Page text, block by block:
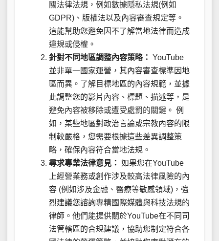
關法律法規，例如數據隱私法規(例如
GDPR)、版權法以及內容審查規定等。
這能幫助您避免因不了解當地法律而造成
違規或侵權。
針對不同地區調整內容策略： YouTube
並非單一國家運營，其內容審查標準因地
區而異。了解目標地區的內容規範，並據
此調整您的影片內容、標題、描述等，是
避免內容被移除或遭受處罰的關鍵。 例
如，某些地區對政治言論或宗教內容的限
制較嚴格，您需要根據這些差異調整策
略，確保內容符合當地法規。
尋求專業法律意見： 如果您在YouTube
上經營業務或創作涉及較高法律風險的內
容 (例如涉及金融、醫療等敏感領域)，強
烈建議您諮詢專精國際媒體與科技法規的
律師。他們能提供關於YouTube在不同司
法管轄區的合規建議，協助您制定符合各